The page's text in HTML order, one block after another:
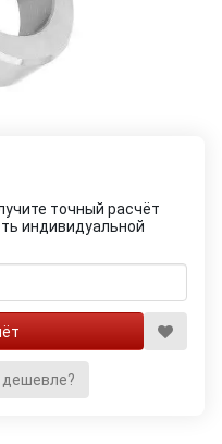
точный расчёт
индивидуальной